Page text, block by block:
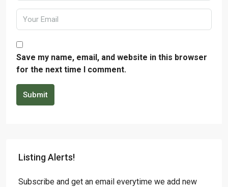
Save my name, email, and website in this browser
for the next time I comment.
Submit
Listing Alerts!
Subscribe and get an email everytime we add new